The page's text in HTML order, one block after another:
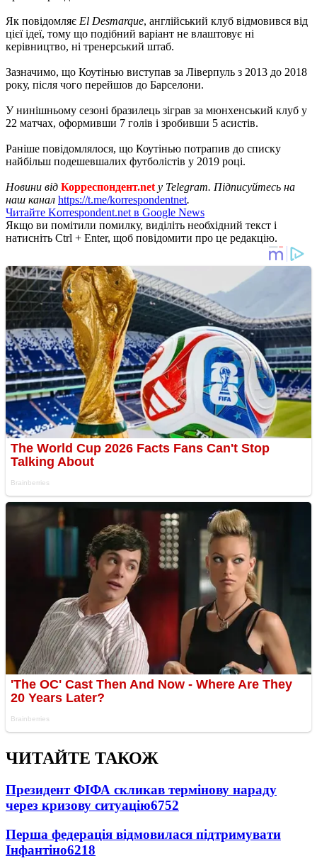
Як повідомляє El Desmarque, англійський клуб відмовився від
цієї ідеї, тому що подібний варіант не влаштовує ні
керівництво, ні тренерський штаб.
Зазначимо, що Коутінью виступав за Ліверпуль з 2013 до 2018
року, після чого перейшов до Барселони.
У нинішньому сезоні бразилець зіграв за мюнхенський клуб у
22 матчах, оформивши 7 голів і зробивши 5 асистів.
Раніше повідомлялося, що Коутінью потрапив до списку
найбільш подешевшалих футболістів у 2019 році.
Новини від Корреспондент.net у Telegram. Підписуйтесь на
наш канал https://t.me/korrespondentnet.
Читайте Korrespondent.net в Google News
Якщо ви помітили помилку, виділіть необхідний текст і
натисніть Ctrl + Enter, щоб повідомити про це редакцію.
ЧИТАЙТЕ ТАКОЖ
Президент ФІФА скликав термінову нараду
через кризову ситуацію6752
Перша федерація відмовилася підтримувати
Інфантіно6218